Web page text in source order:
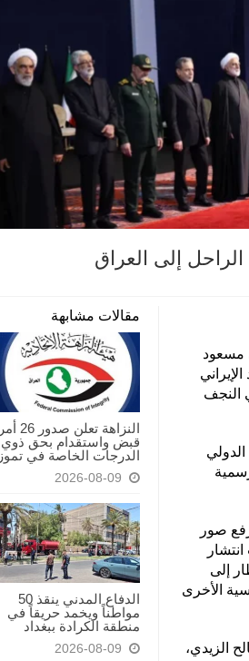
إلى العراق
مقالات مشابهة
النزاهة تعلن صدور 26 أمر
قبض واستقدام بحق ذوي
الدرجات الخاصة في تموز
2026-08-09
الدفاع المدني ينقذ 50
مواطناً ويخمد حريقاً في
منطقة الكرادة ببغداد
2026-08-09
مسعود
النجف
صور
إلى
الأخرى
الزيدي،